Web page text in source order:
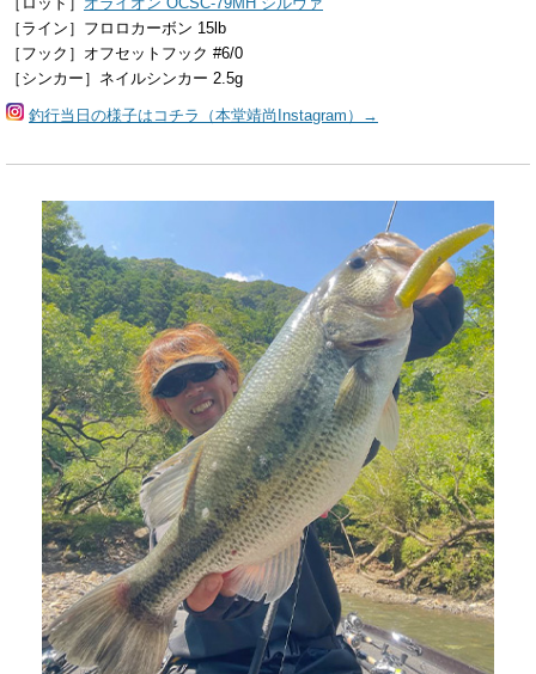
［ライン］フロロカーボン 15lb
［フック］オフセットフック #6/0
［シンカー］ネイルシンカー 2.5g
釣行当日の様子はコチラ（本堂靖尚Instagram）→